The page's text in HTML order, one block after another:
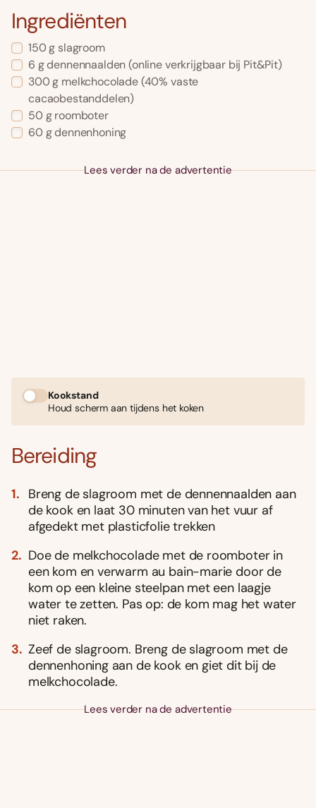
Ingrediënten
150 g slagroom
6 g dennennaalden (online verkrijgbaar bij Pit&Pit)
300 g melkchocolade (40% vaste
cacaobestanddelen)
50 g roomboter
60 g dennenhoning
Lees verder na de advertentie
Kookstand
Houd scherm aan tijdens het koken
Bereiding
Breng de slagroom met de dennennaalden aan
de kook en laat 30 minuten van het vuur af
afgedekt met plasticfolie trekken
Doe de melkchocolade met de roomboter in
een kom en verwarm au bain-marie door de
kom op een kleine steelpan met een laagje
water te zetten. Pas op: de kom mag het water
niet raken.
Zeef de slagroom. Breng de slagroom met de
dennenhoning aan de kook en giet dit bij de
melkchocolade.
Lees verder na de advertentie